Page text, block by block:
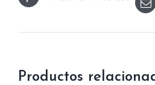
Productos